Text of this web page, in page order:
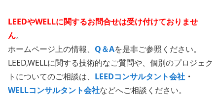
LEEDやWELLに関するお問合せは受け付けておりませ
ん。
ホームページ上の情報、 Q＆Aを是非ご参照ください。
LEED,WELLに関する技術的なご質問や、個別のプロジェク
トについてのご相談は、 LEEDコンサルタント会社 ・
WELLコンサルタント会社などへご相談ください。